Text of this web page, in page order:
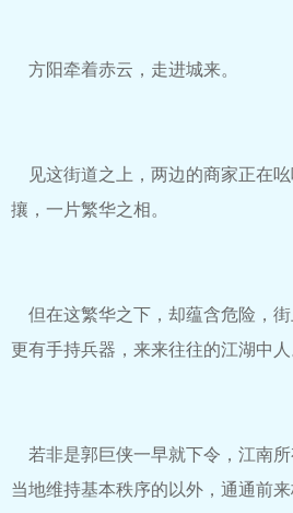
方阳牵着赤云，走进城来。
见这街道之上，两边的商家正在
攘，一片繁华之相。
但在这繁华之下，却蕴含危险，街
更有手持兵器，来来往往的江湖中人
若非是郭巨侠一早就下令，江南
当地维持基本秩序的以外，通通前